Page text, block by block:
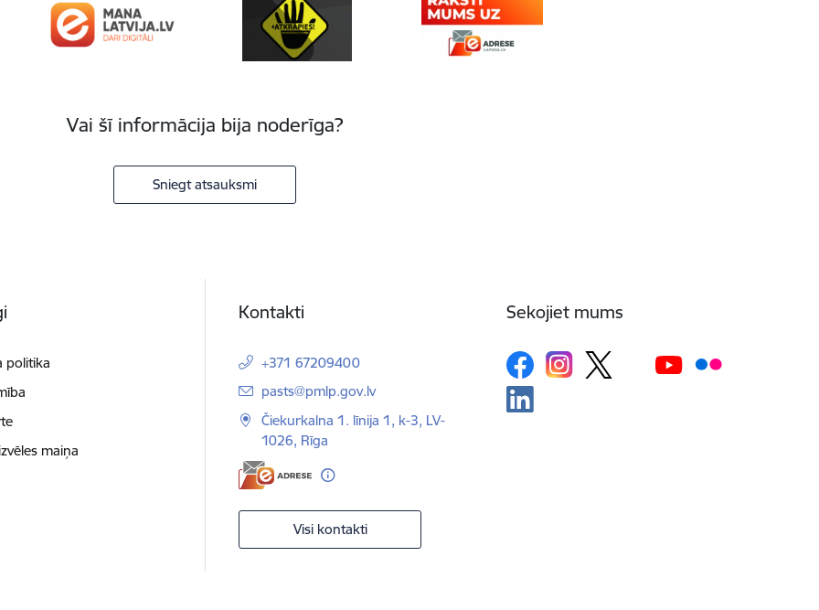
Vai šī informācija bija noderīga?
Sniegt atsauksmi
politika
maiņa
Kontakti
+371 67209400
E-pasts:
pasts@pmlp.gov.lv
Čiekurkalna 1. līnija 1, k-3, LV-
1026, Rīga
Visi kontakti
Sekojiet mums